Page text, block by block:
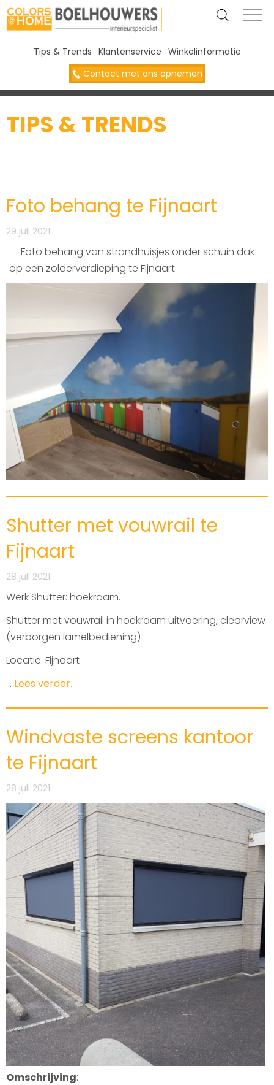
Tips & Trends | Klantenservice | Winkelinformatie
Contact met ons opnemen
TIPS & TRENDS
Foto behang te Fijnaart
29 juli 2021
Foto behang van strandhuisjes onder schuin dak
op een zolderverdieping te Fijnaart
Shutter met vouwrail te
Fijnaart
28 juli 2021
Werk Shutter: hoekraam.
Shutter met vouwrail in hoekraam uitvoering, clearview
(verborgen lamelbediening)
Locatie: Fijnaart
... Lees verder.
Windvaste screens kantoor
te Fijnaart
28 juli 2021
Omschrijving: